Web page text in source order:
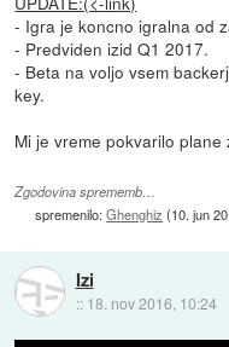
- Igra je koncno igralna od
- Predviden izid Q1 2017.
- Beta na voljo vsem
key.
Mi je vreme pokvarilo
Zgodovina sprememb…
spremenilo:Ghenghiz (10. jun
Izi
:: 18. nov 2016, 10:24